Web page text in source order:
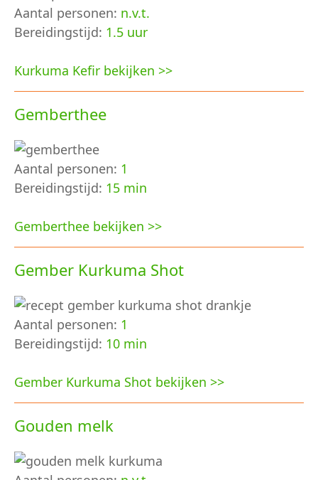
Aantal personen: n.v.t.
Bereidingstijd: 1.5 uur
Kurkuma Kefir bekijken >>
Gemberthee
Aantal personen: 1
Bereidingstijd: 15 min
Gemberthee bekijken >>
Gember Kurkuma Shot
Aantal personen: 1
Bereidingstijd: 10 min
Gember Kurkuma Shot bekijken >>
Gouden melk